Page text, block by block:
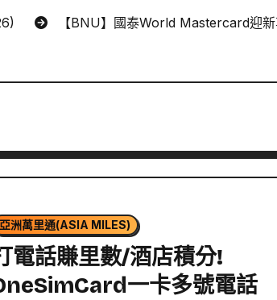
【BNU】國泰World Mastercard迎
亞洲萬里通(ASIA MILES)
電話賺里數/酒店積分!
一卡多號電話